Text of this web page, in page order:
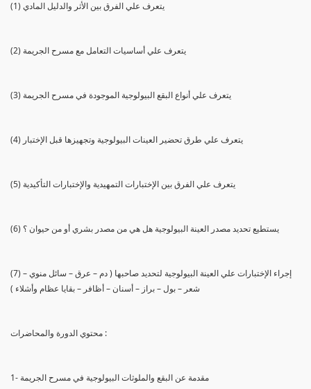
(1) يتعرف علي الفرق بين الأثر والدليل المادي
(2) يتعرف علي أساسيات التعامل مع مسرح الجريمة
(3) يتعرف علي أنواع البقع البيولوجية الموجودة في مسرح الجريمة
(4) يتعرف علي طرق تحضير العينات البيولوجية وتجهيزها قبل الإختبار
(5) يتعرف علي الفرق بين الإختبارات التمهيدية والإختبارات التأكيدية
(6) يستطيع تحديد مصدر العينة البيولوجية هل هي من مصدر بشري أو من حيوان ؟
(7) إجراء الإختبارات علي العينة البيولوجية لتحديد صاحبها ( دم – عرق – سائل منوي –
شعر – بول – براز – أسنان – أظافر – بقايا عظام وأشلاء )
محتوي الدورة والمحاضرات :
1- مقدمة عن البقع والملوثات البيولوجية في مسرح الجريمة